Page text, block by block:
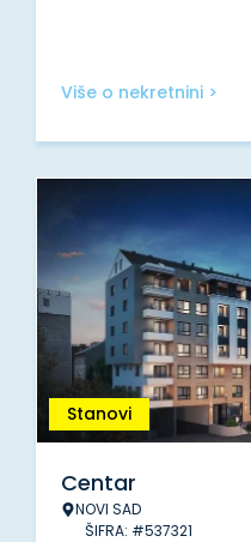
Više o nekretnini >
Stanovi
Centar
NOVI SAD
ŠIFRA: #537321